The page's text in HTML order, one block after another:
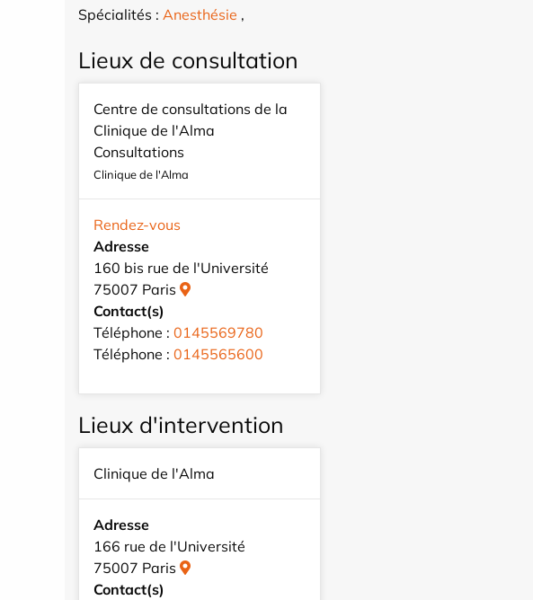
Spécialités : Anesthésie ,
Lieux de consultation
Centre de consultations de la
Clinique de l'Alma
Consultations
Clinique de l'Alma
Rendez-vous
Adresse
160 bis rue de l'Université
75007 Paris
Contact(s)
Téléphone : 0145569780
Téléphone : 0145565600
Lieux d'intervention
Clinique de l'Alma
Adresse
166 rue de l'Université
75007 Paris
Contact(s)